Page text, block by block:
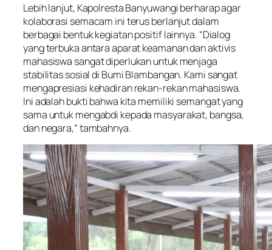
Lebih lanjut, Kapolresta Banyuwangi berharap agar
kolaborasi semacam ini terus berlanjut dalam
berbagai bentuk kegiatan positif lainnya. “Dialog
yang terbuka antara aparat keamanan dan aktivis
mahasiswa sangat diperlukan untuk menjaga
stabilitas sosial di Bumi Blambangan. Kami sangat
mengapresiasi kehadiran rekan-rekan mahasiswa.
Ini adalah bukti bahwa kita memiliki semangat yang
sama untuk mengabdi kepada masyarakat, bangsa,
dan negara,” tambahnya.